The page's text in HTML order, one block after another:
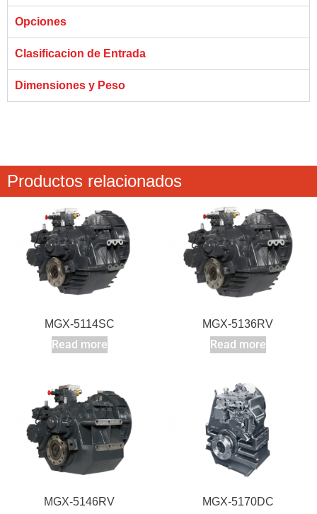
Opciones
Clasificacion de Entrada
Dimensiones y Peso
Productos relacionados
MGX-5114SC
Read more
MGX-5136RV
Read more
MGX-5146RV MGX-5170DC